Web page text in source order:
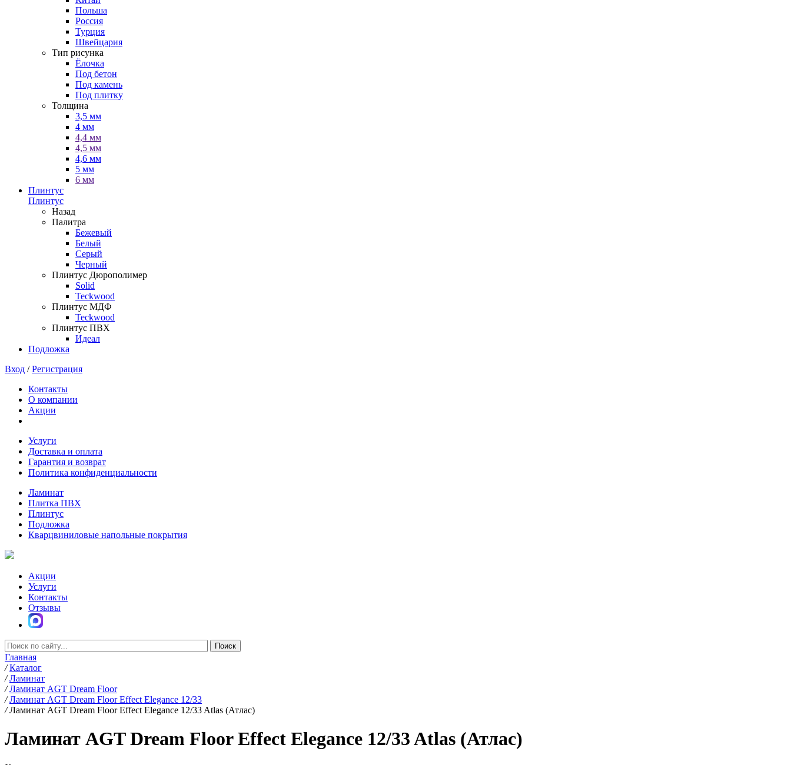
Польша
Россия
Турция
Швейцария
Тип рисунка
Ёлочка
Под бетон
Под камень
Под плитку
Толщина
3,5 мм
4 мм
4,4 мм
4,5 мм
4,6 мм
5 мм
6 мм
Плинтус
Плинтус
Назад
Палитра
Бежевый
Белый
Серый
Черный
Плинтус Дюрополимер
Solid
Teckwood
Плинтус МДФ
Teckwood
Плинтус ПВХ
Идеал
Подложка
Вход /Регистрация
Контакты
О компании
Акции
Услуги
Доставка и оплата
Гарантия и возврат
Политика конфиденциальности
Ламинат
Плитка ПВХ
Плинтус
Подложка
Кварцвиниловые напольные покрытия
Акции
Услуги
Контакты
Отзывы
Главная
/ Каталог
/ Ламинат
/ Ламинат AGT Dream Floor
/ Ламинат AGT Dream Floor Effect Elegance 12/33
/ Ламинат AGT Dream Floor Effect Elegance 12/33 Atlas (Атлас)
Ламинат AGT Dream Floor Effect Elegance 12/33 Atlas (Атлас)